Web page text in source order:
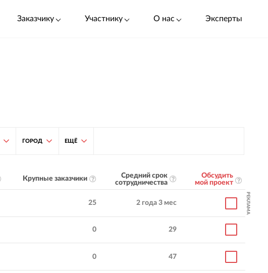
Заказчику Участнику О нас Эксперты
ГОРОД ЕЩЁ
Крупные заказчики
Средний срок
сотрудничества
Обсудить
мой проект
25 2 года 3 мес РЕКЛАМА
0 29
0 47